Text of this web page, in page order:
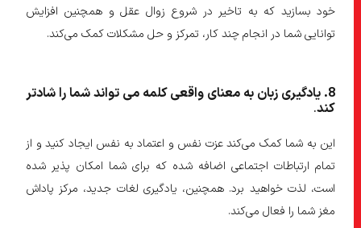
خود بسازید که به تاخیر در شروع زوال عقل و همچنین افزایش
توانایی شما در انجام چند کار، تمرکز و حل مشکلات کمک می‌کند.
. یادگیری زبان به معنای واقعی کلمه می تواند شما را شادتر
کند.
این به شما کمک می‌کند عزت نفس و اعتماد به نفس ایجاد کنید و از
تمام ارتباطات اجتماعی اضافه شده که برای شما امکان پذیر شده
است، لذت خواهید برد. همچنین، یادگیری لغات جدید، مرکز پاداش
مغز شما را فعال می‌کند.